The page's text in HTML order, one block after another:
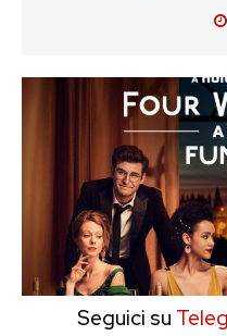
Seguici su